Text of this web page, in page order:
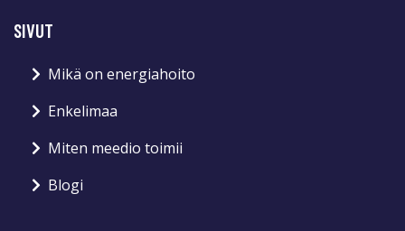
SIVUT
Mikä on energiahoito
Enkelimaa
Miten meedio toimii
Blogi